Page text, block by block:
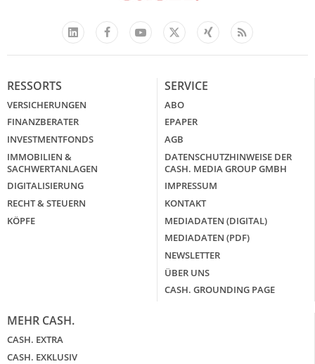
LinkedIn
FacebookYouTube
X
Xing Feed
RESSORTS
VERSICHERUNGEN
FINANZBERATER
INVESTMENTFONDS
IMMOBILIEN &
SACHWERTANLAGEN
DIGITALISIERUNG
RECHT & STEUERN
KÖPFE
SERVICE
ABO
EPAPER
AGB
DATENSCHUTZHINWEISE DER
CASH. MEDIA GROUP GMBH
IMPRESSUM
KONTAKT
MEDIADATEN (DIGITAL)
MEDIADATEN (PDF)
NEWSLETTER
ÜBER UNS
CASH. GROUNDING PAGE
MEHR CASH.
CASH. EXTRA
CASH. EXKLUSIV